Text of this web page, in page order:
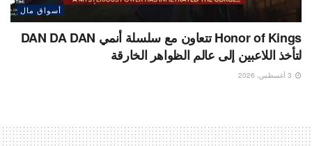
أسواق مال
Honor of Kings تتعاون مع سلسلة أنمي DAN DA DAN
لتأخذ اللاعبين إلى عالم الظواهر الخارقة